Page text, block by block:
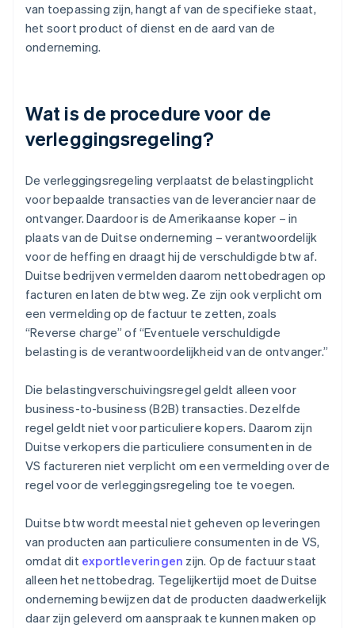
van toepassing zijn, hangt af van de specifieke staat,
het soort product of dienst en de aard van de
onderneming.
Wat is de procedure voor de
verleggingsregeling?
De verleggingsregeling verplaatst de belastingplicht
voor bepaalde transacties van de leverancier naar de
ontvanger. Daardoor is de Amerikaanse koper – in
plaats van de Duitse onderneming – verantwoordelijk
voor de heffing en draagt hij de verschuldigde btw af.
Duitse bedrijven vermelden daarom nettobedragen op
facturen en laten de btw weg. Ze zijn ook verplicht om
een vermelding op de factuur te zetten, zoals
“Reverse charge” of “Eventuele verschuldigde
belasting is de verantwoordelijkheid van de ontvanger.”
Die belastingverschuivingsregel geldt alleen voor
business-to-business (B2B) transacties. Dezelfde
regel geldt niet voor particuliere kopers. Daarom zijn
Duitse verkopers die particuliere consumenten in de
VS factureren niet verplicht om een vermelding over de
regel voor de verleggingsregeling toe te voegen.
Duitse btw wordt meestal niet geheven op leveringen
van producten aan particuliere consumenten in de VS,
omdat dit exportleveringen zijn. Op de factuur staat
alleen het nettobedrag. Tegelijkertijd moet de Duitse
onderneming bewijzen dat de producten daadwerkelijk
daar zijn geleverd om aanspraak te kunnen maken op